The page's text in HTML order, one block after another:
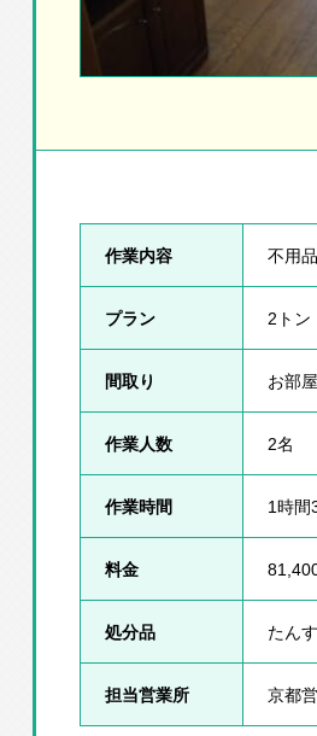
作業内容 不用
プラン 2トン
間取り お部
作業人数 2名
作業時間 1時間
料金
処分品 たん
担当営業所 京都